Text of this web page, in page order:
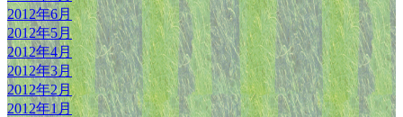
2012年6月
2012年5月
2012年4月
2012年3月
2012年2月
2012年1月